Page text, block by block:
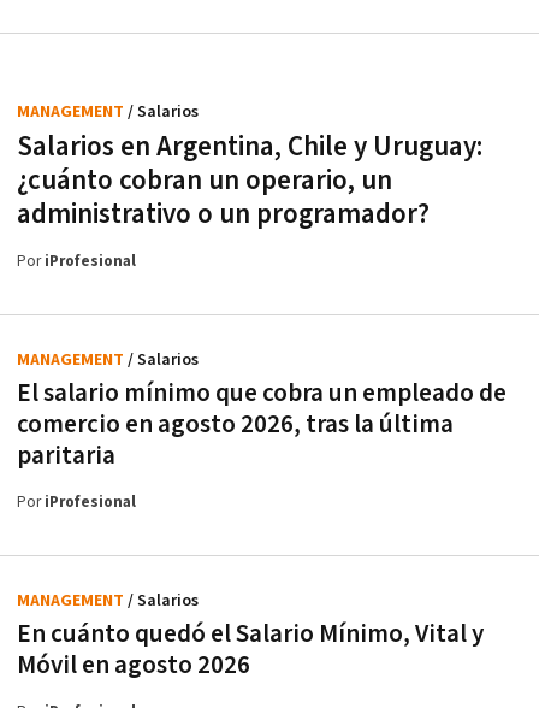
Salarios en Argentina, Chile y Uruguay:
¿cuánto cobran un operario, un
administrativo o un programador?
MANAGEMENT / Salarios
PoriProfesional
El salario mínimo que cobra un empleado de
comercio en agosto 2026, tras la última
paritaria
MANAGEMENT / Salarios
PoriProfesional
En cuánto quedó el Salario Mínimo, Vital y
Móvil en agosto 2026
MANAGEMENT / Salarios